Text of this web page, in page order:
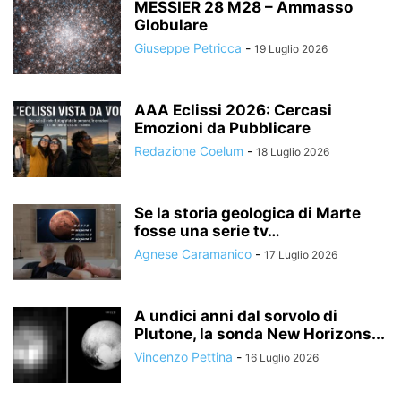
MESSIER 28 M28 – Ammasso
Globulare
Giuseppe Petricca - 19 Luglio 2026
AAA Eclissi 2026: Cercasi
Emozioni da Pubblicare
Redazione Coelum - 18 Luglio 2026
Se la storia geologica di Marte
fosse una serie tv…
Agnese Caramanico - 17 Luglio 2026
A undici anni dal sorvolo di
Plutone, la sonda New Horizons...
Vincenzo Pettina - 16 Luglio 2026